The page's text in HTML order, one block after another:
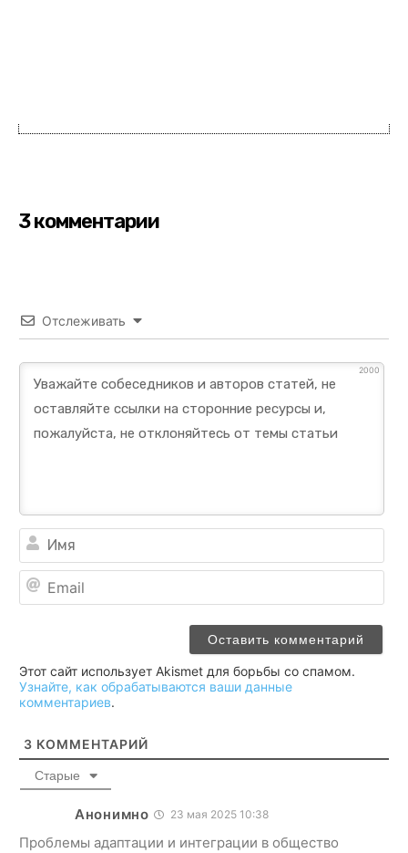
3 комментарии
Отслеживать
2000
Этот сайт использует Akismet для борьбы со спамом.
Узнайте, как обрабатываются ваши данные
комментариев.
3 КОММЕНТАРИЙ
Старые
Анонимно 23 мая 2025 10:38
Проблемы адаптации и интеграции в общество